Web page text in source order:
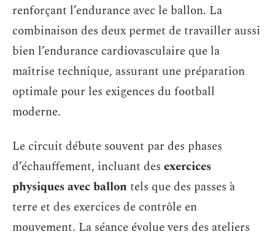
renforçant l’endurance avec le ballon. La
combinaison des deux permet de travailler aussi
bien l’endurance cardiovasculaire que la
maîtrise technique, assurant une préparation
optimale pour les exigences du football
moderne.
Le circuit débute souvent par des phases
d’échauffement, incluant des exercices
physiques avec ballontels que des passes à
terre et des exercices de contrôle en
mouvement. La séance évolue vers des ateliers